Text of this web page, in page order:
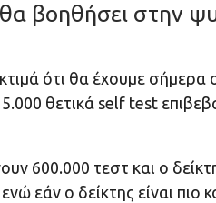
βοηθήσει στην
ότι θα έχουμε σήμερα
θετικά self test
600.000 τεστ και ο
εάν ο δείκτης είναι πιο